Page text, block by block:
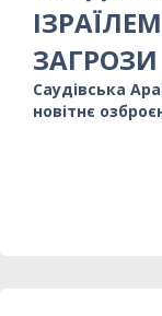
ЗАГРОЗИ
Саудівська
новітнє